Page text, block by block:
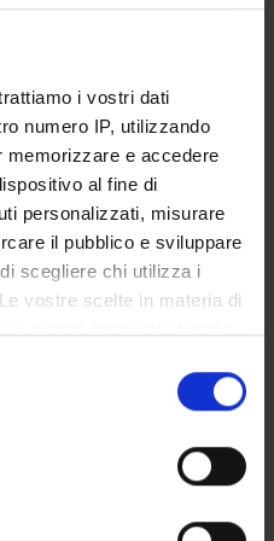
i vostri dati
numero IP, utilizzando
memorizzare e accedere
al fine di
personalizzati, misurare
il pubblico e sviluppare
scegliere chi utilizza i
vostre scelte in materia di
consenso in qualsiasi
sui cookie o facendo clic
sulla tua posizione
Contestabile; Ashley M.,
Enzymes
presente nel
repository
RESPONSABILI